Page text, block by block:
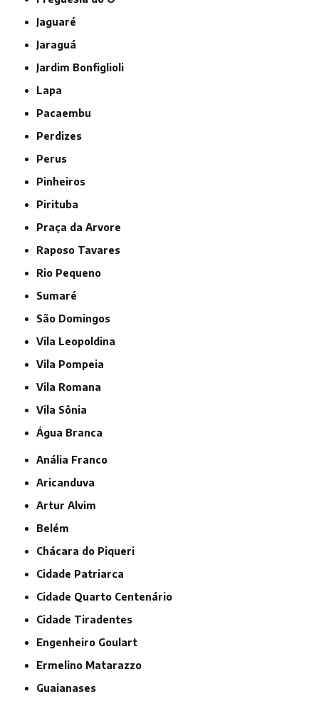
Jaguaré
Jaraguá
Jardim Bonfiglioli
Lapa
Pacaembu
Perdizes
Perus
Pinheiros
Pirituba
Praça da Arvore
Raposo Tavares
Rio Pequeno
Sumaré
São Domingos
Vila Leopoldina
Vila Pompeia
Vila Romana
Vila Sônia
Água Branca
Anália Franco
Aricanduva
Artur Alvim
Belém
Chácara do Piqueri
Cidade Patriarca
Cidade Quarto Centenário
Cidade Tiradentes
Engenheiro Goulart
Ermelino Matarazzo
Guaianases